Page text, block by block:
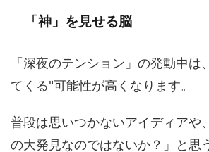
「神」を見せる脳
「深夜のテンション」の発動中は
てくる"可能性が高くなります。
普段は思いつかないアイディアや
の大発見なのではないか？」と思